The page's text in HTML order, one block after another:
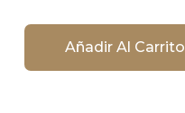
Añadir Al Carrito